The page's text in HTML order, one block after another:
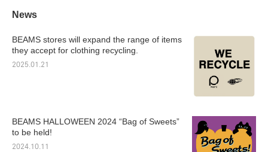
News
BEAMS stores will expand the range of items
they accept for clothing recycling.
2025.01.21
BEAMS HALLOWEEN 2024 “Bag of Sweets”
to be held!
2024.10.11